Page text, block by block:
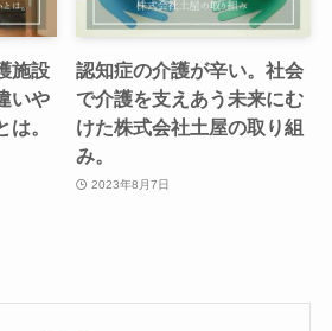
施設
いや
。
認知症の介護が辛い。社会
で介護を支えあう未来にむ
けた株式会社土屋の取り組
み。
2023年8月7日